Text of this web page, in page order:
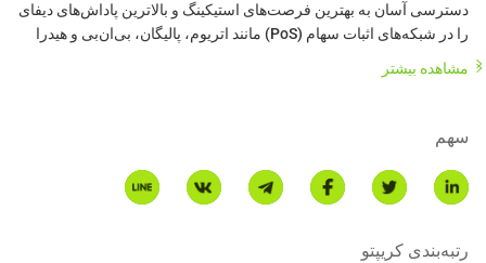
دسترسی آسان به بهترین فرصت‌های استیکینگ و بالاترین پاداش‌های دیفای
را در شبکه‌های اثبات سهام (PoS) مانند اتریوم، پالیگان، بی‌ان‌بی و هیدرا
خرده‌فروشی تا صرافی‌ها، نگهدارندگان و مؤسسات است که به دنبال
مشاهده بیشتر
سهم
رتبه‌بندی کریپتو